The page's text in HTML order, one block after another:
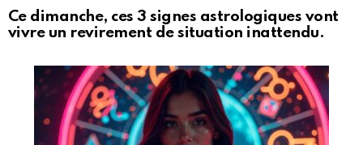
Ce dimanche, ces 3 signes astrologiques vont
vivre un revirement de situation inattendu.